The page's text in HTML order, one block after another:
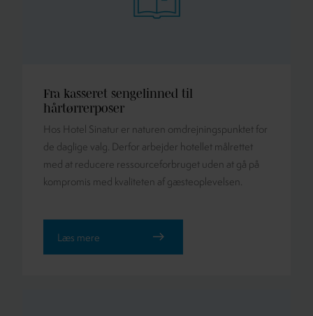
Fra kasseret sengelinned til
hårtørrerposer
Hos Hotel Sinatur er naturen omdrejningspunktet for
de daglige valg. Derfor arbejder hotellet målrettet
med at reducere ressourceforbruget uden at gå på
kompromis med kvaliteten af gæsteoplevelsen.
Læs mere